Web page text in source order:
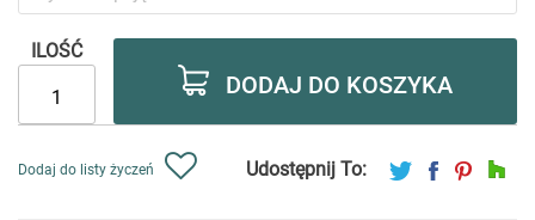
ILOŚĆ
DODAJ DO KOSZYKA
Dodaj do listy życzeń Udostępnij To: